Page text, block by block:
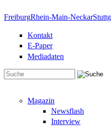
FreiburgRhein-Main-Neckar
Kontakt
E-Paper
Mediadaten
Magazin
Newsflash
Interview